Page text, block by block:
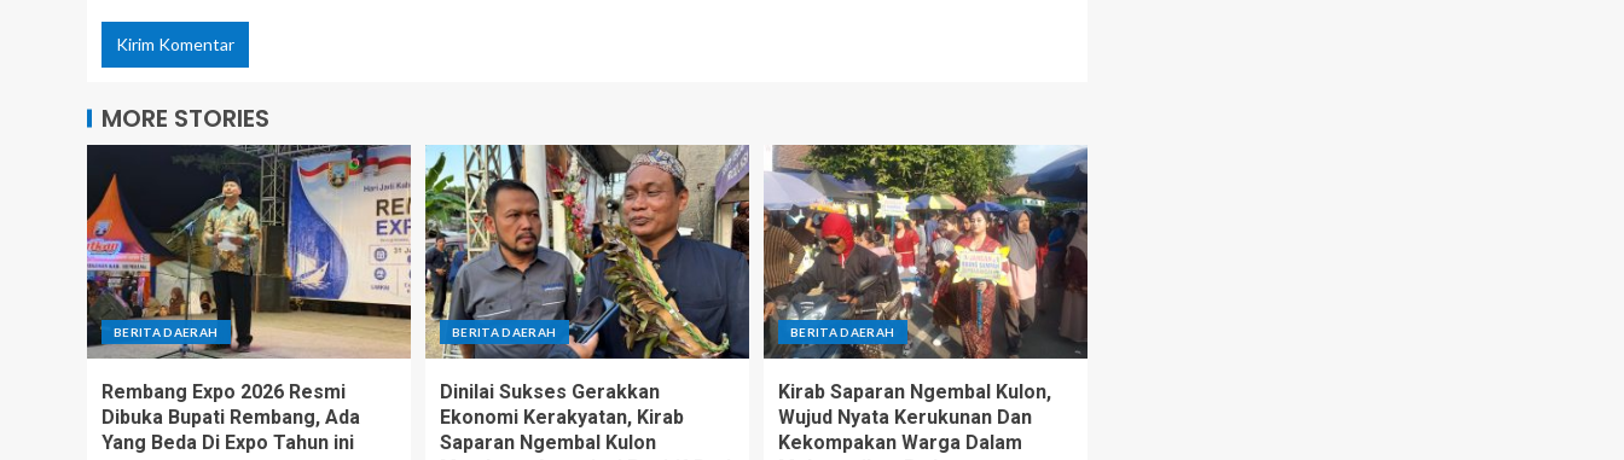
MORE STORIES
BERITA DAERAH
Rembang Expo 2026 Resmi
Dibuka Bupati Rembang, Ada
Yang Beda Di Expo Tahun ini
BERITA DAERAH
Dinilai Sukses Gerakkan
Ekonomi Kerakyatan, Kirab
Saparan Ngembal Kulon
BERITA DAERAH
Kirab Saparan Ngembal Kulon,
Wujud Nyata Kerukunan Dan
Kekompakan Warga Dalam